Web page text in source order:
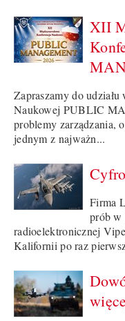
XII
Zapraszamy do
Naukowej PUBLIC
problemy zarządzania,
jednym z najważn...
Firma
prób w
radioelektronicznej
Kalifornii po raz